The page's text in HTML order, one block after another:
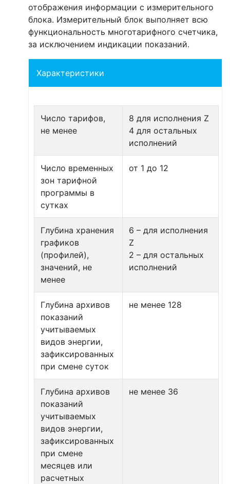
отображения информации с измерительного
блока. Измерительный блок выполняет всю
функциональность многотарифного счетчика,
за исключением индикации показаний.
Характеристики
Число тарифов,
не менее
8 для исполнения Z
4 для остальных
исполнений
Число временных
зон тарифной
программы в
сутках
от 1 до 12
Глубина хранения
графиков
(профилей),
значений, не
менее
6 – для исполнения
Z
2 – для остальных
исполнений
Глубина архивов
показаний
учитываемых
видов энергии,
зафиксированных
при смене суток
не менее 128
Глубина архивов
показаний
учитываемых
видов энергии,
зафиксированных
при смене
месяцев или
расчетных
не менее 36